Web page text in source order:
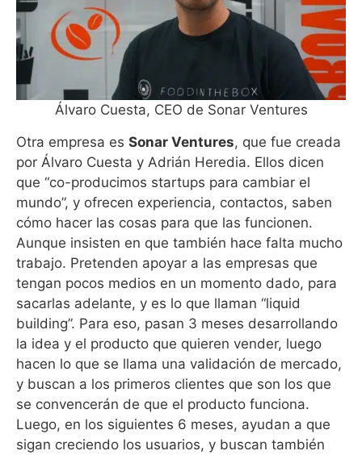
Álvaro Cuesta, CEO de Sonar Ventures
Otra empresa es Sonar Ventures, que fue creada
por Álvaro Cuesta y Adrián Heredia. Ellos dicen
que “co-producimos startups para cambiar el
mundo”, y ofrecen experiencia, contactos, saben
cómo hacer las cosas para que las funcionen.
Aunque insisten en que también hace falta mucho
trabajo. Pretenden apoyar a las empresas que
tengan pocos medios en un momento dado, para
sacarlas adelante, y es lo que llaman “liquid
building”. Para eso, pasan 3 meses desarrollando
la idea y el producto que quieren vender, luego
hacen lo que se llama una validación de mercado,
y buscan a los primeros clientes que son los que
se convencerán de que el producto funciona.
Luego, en los siguientes 6 meses, ayudan a que
sigan creciendo los usuarios, y buscan también